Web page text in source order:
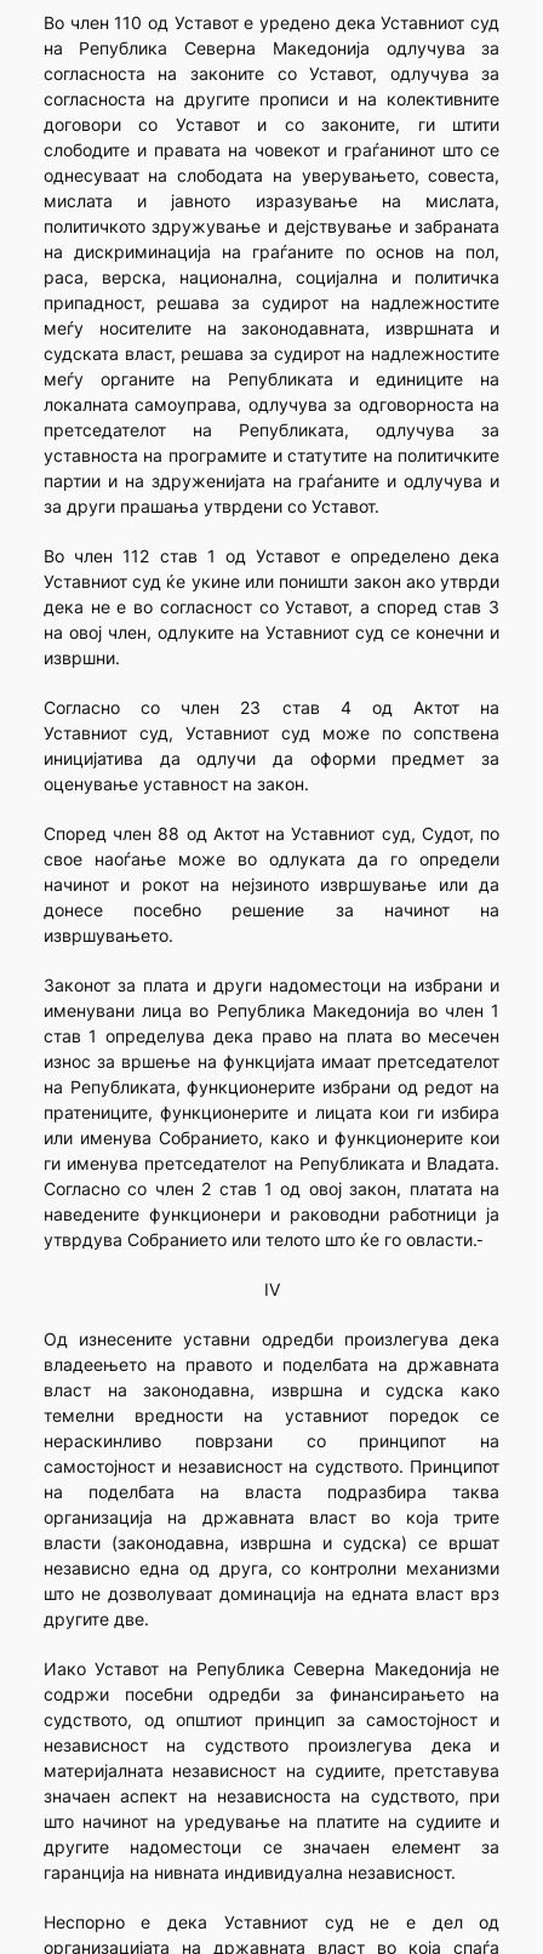
Во член 110 од Уставот е уредено дека Уставниот суд
на Република Северна Македонија одлучува за
согласноста на законите со Уставот, одлучува за
согласноста на другите прописи и на колективните
договори со Уставот и со законите, ги штити
слободите и правата на човекот и граѓанинот што се
однесуваат на слободата на уверувањето, совеста,
мислата и јавното изразување на мислата,
политичкото здружување и дејствување и забраната
на дискриминација на граѓаните по основ на пол,
раса, верска, национална, социјална и политичка
припадност, решава за судирот на надлежностите
меѓу носителите на законодавната, извршната и
судската власт, решава за судирот на надлежностите
меѓу органите на Републиката и единиците на
локалната самоуправа, одлучува за одговорноста на
претседателот на Републиката, одлучува за
уставноста на програмите и статутите на политичките
партии и на здруженијата на граѓаните и одлучува и
за други прашања утврдени со Уставот.
Во член 112 став 1 од Уставот е определено дека
Уставниот суд ќе укине или поништи закон ако утврди
дека не е во согласност со Уставот, а според став 3
на овој член, одлуките на Уставниот суд се конечни и
извршни.
Согласно со член 23 став 4 од Актот на
Уставниот суд, Уставниот суд може по сопствена
иницијатива да одлучи да оформи предмет за
оценување уставност на закон.
Според член 88 од Актот на Уставниот суд, Судот, по
свое наоѓање може во одлуката да го определи
начинот и рокот на нејзиното извршување или да
донесе посебно решение за начинот на
извршувањето.
Законот за плата и други надоместоци на избрани и
именувани лица во Република Македонија во член 1
став 1 определува дека право на плата во месечен
износ за вршење на функцијата имаат претседателот
на Републиката, функционерите избрани од редот на
пратениците, функционерите и лицата кои ги избира
или именува Собранието, како и функционерите кои
ги именува претседателот на Републиката и Владата.
Согласно со член 2 став 1 од овој закон, платата на
наведените функционери и раководни работници ја
утврдува Собранието или телото што ќе го овласти.
IV
Од изнесените уставни одредби произлегува дека
владеењето на правото и поделбата на државната
власт на законодавна, извршна и судска како
темелни вредности на уставниот поредок се
нераскинливо поврзани со принципот на
самостојност и независност на судството. Принципот
на поделбата на власта подразбира таква
организација на државната власт во која трите
власти (законодавна, извршна и судска) се вршат
независно една од друга, со контролни механизми
што не дозволуваат доминација на едната власт врз
другите две.
Иако Уставот на Република Северна Македонија не
содржи посебни одредби за финансирањето на
судството, од општиот принцип за самостојност и
независност на судството произлегува дека и
материјалната независност на судиите, претставува
значаен аспект на независноста на судството, при
што начинот на уредување на платите на судиите и
другите надоместоци се значаен елемент за
гаранција на нивната индивидуална независност.
Неспорно е дека Уставниот суд не е дел од
организацијата на државната власт во која спаѓа